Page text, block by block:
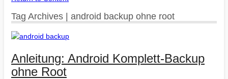
Tag Archives | android backup ohne root
Anleitung: Android Komplett-Backup
ohne Root